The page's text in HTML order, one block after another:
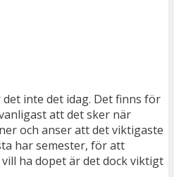
inte det idag. Det finns för
att det sker när
och anser att det viktigaste
har semester, för att
ha dopet är det dock viktigt